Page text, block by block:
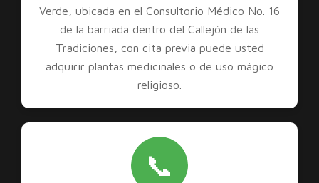
Verde, ubicada en el Consultorio Médico No. 16
de la barriada dentro del Callejón de las
Tradiciones, con cita previa puede usted
adquirir plantas medicinales o de uso mágico
religioso.
📞